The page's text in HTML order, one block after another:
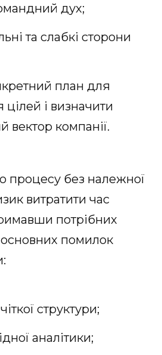
дух;
та слабкі сторони
план для
і визначити
вектор компанії.
процесу без належної
витратити час
потрібних
основних помилок
структури;
аналітики;